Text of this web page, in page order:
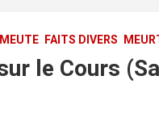
FAITS DIVERS
le Cours